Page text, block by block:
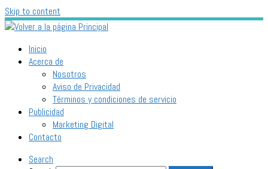
Skip to content
Inicio
Acerca de
Nosotros
Aviso de Privacidad
Términos y condiciones de servicio
Publicidad
Marketing Digital
Contacto
Search